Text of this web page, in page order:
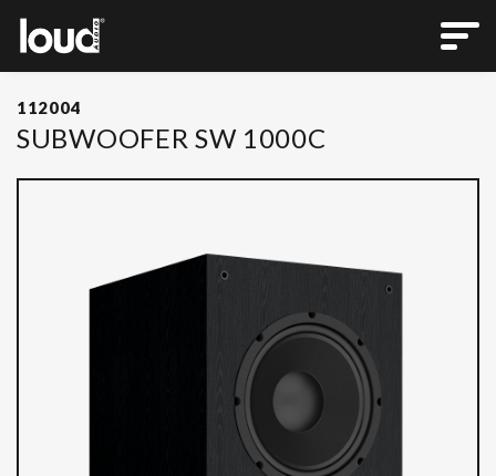
112004
SUBWOOFER SW 1000C